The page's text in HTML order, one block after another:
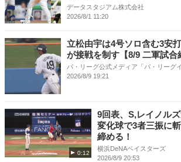
データスタジアム株式会社
2026/8/1 11:20
立松由宇は4号ソロ含む3安
が接戦を制す【8/9 二軍試合
パ・リーグ公式メディア「パ・リーグ
2026/8/9 19:21
0:12
9回表、S,レイノル
変化球で3者三振に
締める！
横浜DeNAベイスターズ
2026/8/9 20:53